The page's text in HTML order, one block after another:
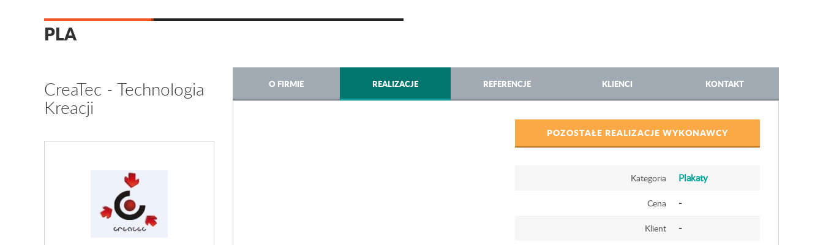
PLA
CreaTec - Technologia
Kreacji
O FIRMIE REALIZACJE REFERENCJE KLIENCI KONTAKT
POZOSTAŁE REALIZACJE WYKONAWCY
Kategoria Plakaty
Cena -
Klient -